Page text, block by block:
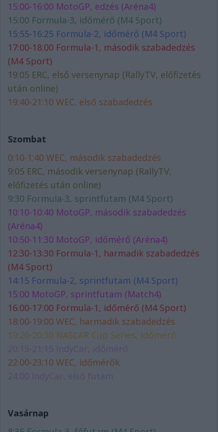
15:00-16:00 MotoGP, edzés (Aréna4)
15:00 Formula-3, időmérő (M4 Sport)
15:55-16:25 Formula-2, időmérő (M4 Sport)
17:00-18:00 Formula-1, második szabadedzés
(M4 Sport)
19:05 ERC, első versenynap (RallyTV, előfizetés
után online)
19:40-21:10 WEC, első szabadedzés
Szombat
0:10-1:40 WEC, második szabadedzés
9:05 ERC, második versenynap (RallyTV,
előfizetés után online)
9:30 Formula-3, sprintfutam (M4 Sport)
10:10-10:40 MotoGP, második szabadedzés
(Aréna4)
10:50-11:30 MotoGP, időmérő (Aréna4)
12:30-13:30 Formula-1, harmadik szabadedzés
(M4 Sport)
14:15 Formula-2, sprintfutam (M4 Sport)
15:00 MotoGP, sprintfutam (Match4)
16:00-17:00 Formula-1, időmérő (M4 Sport)
18:00-19:00 WEC, harmadik szabadedzés
19:20-20:30 NASCAR Cup Series, időmérő
20:15-21:15 IndyCar, időmérő
22:00-23:10 WEC, időmérők
24:00 IndyCar, első futam
Vasárnap